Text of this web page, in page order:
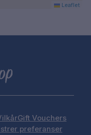
Leaflet
Gift Vouchers
preferanser